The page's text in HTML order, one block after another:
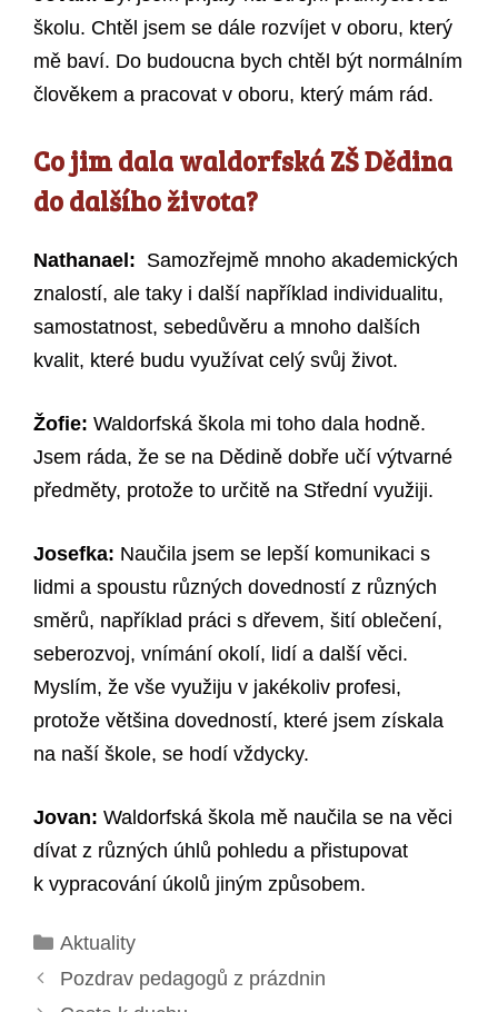
školu. Chtěl jsem se dále rozvíjet v oboru, který
mě baví. Do budoucna bych chtěl být normálním
člověkem a pracovat v oboru, který mám rád.
Co jim dala waldorfská ZŠ Dědina
do dalšího života?
Nathanael: Samozřejmě mnoho akademických
znalostí, ale taky i další například individualitu,
samostatnost, sebedůvěru a mnoho dalších
kvalit, které budu využívat celý svůj život.
Žofie: Waldorfská škola mi toho dala hodně.
Jsem ráda, že se na Dědině dobře učí výtvarné
předměty, protože to určitě na Střední využiji.
Josefka: Naučila jsem se lepší komunikaci s
lidmi a spoustu různých dovedností z různých
směrů, například práci s dřevem, šití oblečení,
seberozvoj, vnímání okolí, lidí a další věci.
Myslím, že vše využiju v jakékoliv profesi,
protože většina dovedností, které jsem získala
na naší škole, se hodí vždycky.
Jovan: Waldorfská škola mě naučila se na věci
dívat z různých úhlů pohledu a přistupovat
k vypracování úkolů jiným způsobem.
Rubriky
Aktuality
Pozdrav pedagogů z prázdnin